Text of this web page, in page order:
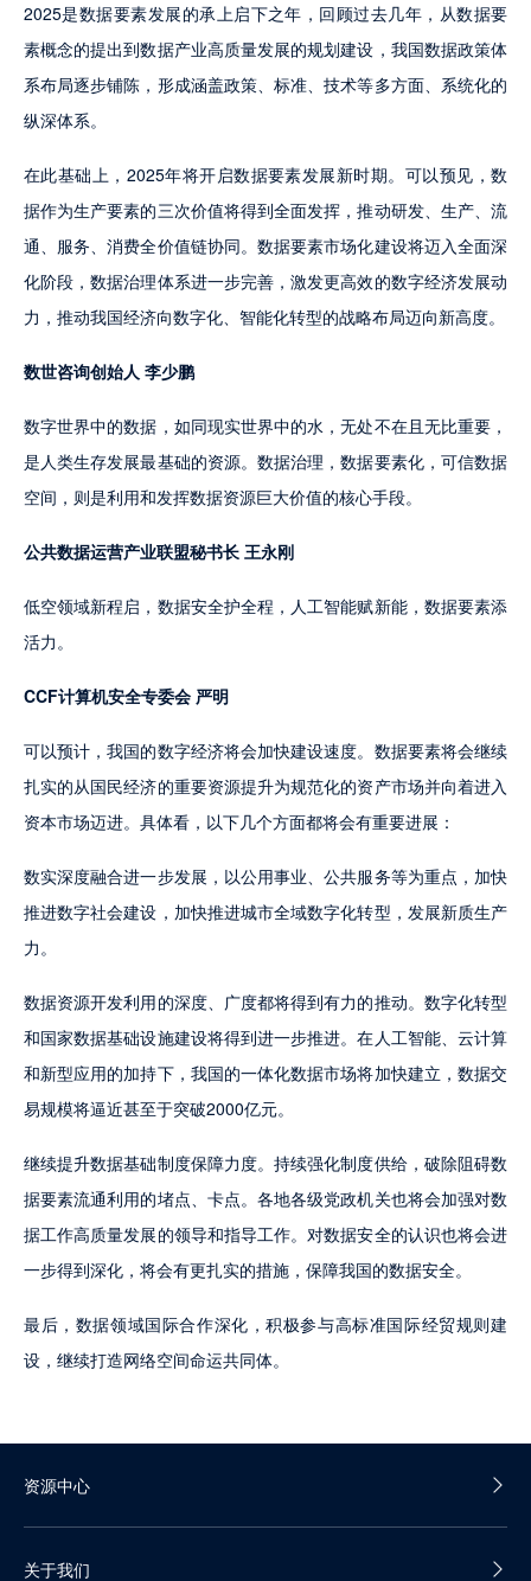
2025是数据要素发展的承上启下之年，回顾过去几年，从数据要
素概念的提出到数据产业高质量发展的规划建设，我国数据政策体
系布局逐步铺陈，形成涵盖政策、标准、技术等多方面、系统化的
纵深体系。
在此基础上，2025年将开启数据要素发展新时期。可以预见，数
据作为生产要素的三次价值将得到全面发挥，推动研发、生产、流
通、服务、消费全价值链协同。数据要素市场化建设将迈入全面深
化阶段，数据治理体系进一步完善，激发更高效的数字经济发展动
力，推动我国经济向数字化、智能化转型的战略布局迈向新高度。
数世咨询创始人 李少鹏
数字世界中的数据，如同现实世界中的水，无处不在且无比重要，
是人类生存发展最基础的资源。数据治理，数据要素化，可信数据
空间，则是利用和发挥数据资源巨大价值的核心手段。
公共数据运营产业联盟秘书长 王永刚
低空领域新程启，数据安全护全程，人工智能赋新能，数据要素添
活力。
CCF计算机安全专委会 严明
可以预计，我国的数字经济将会加快建设速度。数据要素将会继续
扎实的从国民经济的重要资源提升为规范化的资产市场并向着进入
资本市场迈进。具体看，以下几个方面都将会有重要进展：
数实深度融合进一步发展，以公用事业、公共服务等为重点，加快
推进数字社会建设，加快推进城市全域数字化转型，发展新质生产
力。
数据资源开发利用的深度、广度都将得到有力的推动。数字化转型
和国家数据基础设施建设将得到进一步推进。在人工智能、云计算
和新型应用的加持下，我国的一体化数据市场将加快建立，数据交
易规模将逼近甚至于突破2000亿元。
继续提升数据基础制度保障力度。持续强化制度供给，破除阻碍数
据要素流通利用的堵点、卡点。各地各级党政机关也将会加强对数
据工作高质量发展的领导和指导工作。对数据安全的认识也将会进
一步得到深化，将会有更扎实的措施，保障我国的数据安全。
最后，数据领域国际合作深化，积极参与高标准国际经贸规则建
设，继续打造网络空间命运共同体。
资源中心
产品白皮书
关于我们